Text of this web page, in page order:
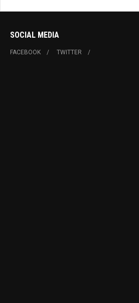
SOCIAL MEDIA
FACEBOOK TWITTER